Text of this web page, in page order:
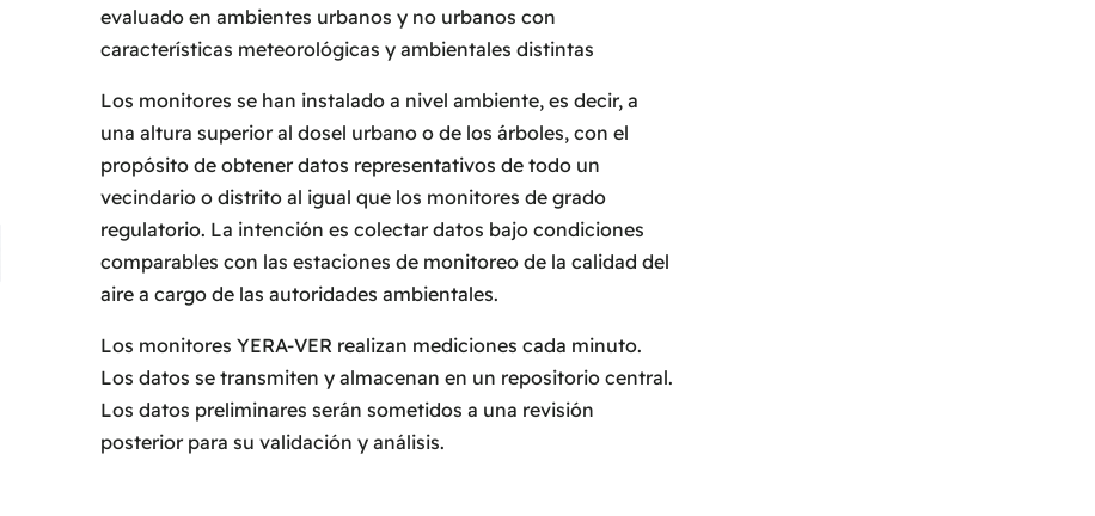
evaluado en ambientes urbanos y no urbanos con
características meteorológicas y ambientales distintas
Los monitores se han instalado a nivel ambiente, es decir, a
una altura superior al dosel urbano o de los árboles, con el
propósito de obtener datos representativos de todo un
vecindario o distrito al igual que los monitores de grado
regulatorio. La intención es colectar datos bajo condiciones
comparables con las estaciones de monitoreo de la calidad del
aire a cargo de las autoridades ambientales.
Los monitores YERA-VER realizan mediciones cada minuto.
Los datos se transmiten y almacenan en un repositorio central.
Los datos preliminares serán sometidos a una revisión
posterior para su validación y análisis.